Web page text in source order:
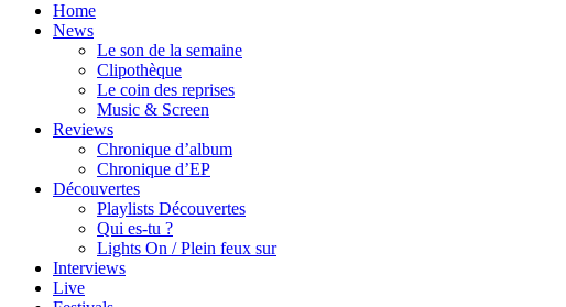
Home
News
Le son de la semaine
Clipothèque
Le coin des reprises
Music & Screen
Reviews
Chronique d’album
Chronique d’EP
Découvertes
Playlists Découvertes
Qui es-tu ?
Lights On / Plein feux sur
Interviews
Live